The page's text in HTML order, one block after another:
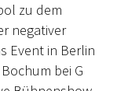
zu dem
negativer
Event in Berlin
bei G